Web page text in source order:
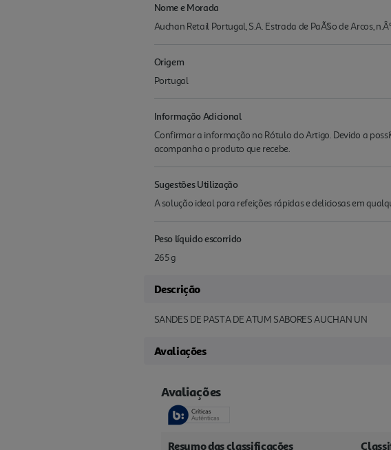
Nome e Morada
Auchan Retail Portugal, S.A. Estrada de PaÃ§o de Arcos,
Origem
Portugal
Informação Adicional
Confirmar a informação no Rótulo do Artigo. Devido a
acompanha o produto que recebe.
Sugestões Utilização
A solução ideal para refeições rápidas e deliciosas em
Peso líquido escorrido
265 g
Descrição
SANDES DE PASTA DE ATUM SABORES AUCHAN UN
Avaliações